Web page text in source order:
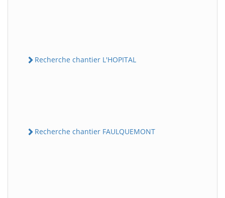
Recherche chantier L'HOPITAL
Recherche chantier FAULQUEMONT